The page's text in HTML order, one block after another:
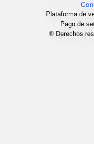
Plataforma de
Pago de
® Derechos